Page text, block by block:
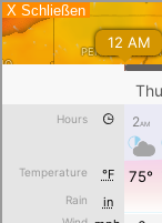
X Schließen